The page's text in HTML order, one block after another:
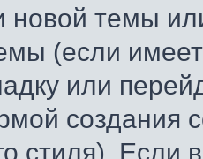
новой темы
(если
или
создания
стиля). Если